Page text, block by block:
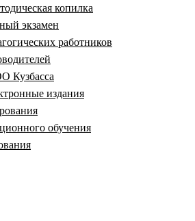
копилка
экзамен
работников
Кузбасса
издания
обучения